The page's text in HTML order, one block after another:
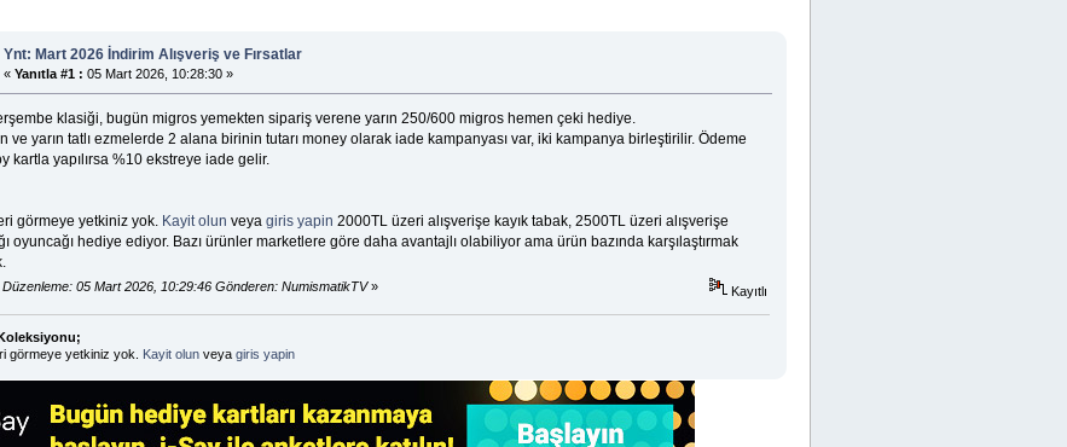
Ynt: Mart 2026 İndirim Alışveriş ve Fırsatlar
« Yanıtla #1 : 05 Mart 2026, 10:28:30 »
klasiği, bugün migros yemekten sipariş verene yarın 250/600 migros hemen çeki hediye.
ve yarın tatlı ezmelerde 2 alana birinin tutarı money olarak iade kampanyası var, iki kampanya birleştirilir. Ödeme
kartla yapılırsa %10 ekstreye iade gelir.
görmeye yetkiniz yok. Kayit olun veya giris yapin 2000TL üzeri alışverişe kayık tabak, 2500TL üzeri alışverişe
oyuncağı hediye ediyor. Bazı ürünler marketlere göre daha avantajlı olabiliyor ama ürün bazında karşılaştırmak
Düzenleme: 05 Mart 2026, 10:29:46 Gönderen: NumismatikTV» Kayıtlı
görmeye yetkiniz yok.
Kayit olunveya giris yapin